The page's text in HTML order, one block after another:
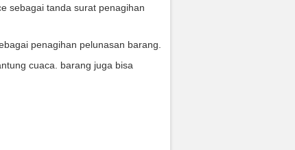
sebagai tanda surat penagihan
penagihan pelunasan barang.
cuaca. barang juga bisa